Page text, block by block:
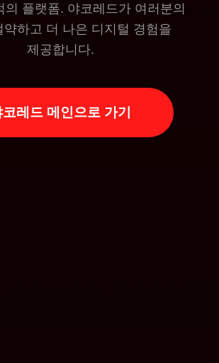
의 플랫폼. 야코레드가 여러분의
약하고 더 나은 디지털 경험을
제공합니다.
코레드 메인으로 가기